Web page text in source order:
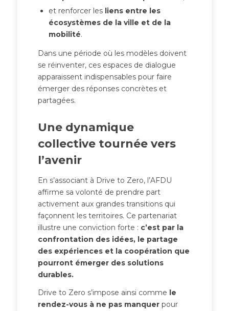
et renforcer les liens entre les
écosystèmes de la ville et de la
mobilité.
Dans une période où les modèles doivent
se réinventer, ces espaces de dialogue
apparaissent indispensables pour faire
émerger des réponses concrètes et
partagées.
Une dynamique
collective tournée vers
l’avenir
En s’associant à Drive to Zero, l’AFDU
affirme sa volonté de prendre part
activement aux grandes transitions qui
façonnent les territoires. Ce partenariat
illustre une conviction forte : c’est par la
confrontation des idées, le partage
des expériences et la coopération que
pourront émerger des solutions
durables.
Drive to Zero s’impose ainsi comme le
rendez-vous à ne pas manquerpour